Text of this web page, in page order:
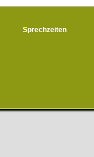
Sprechzeiten